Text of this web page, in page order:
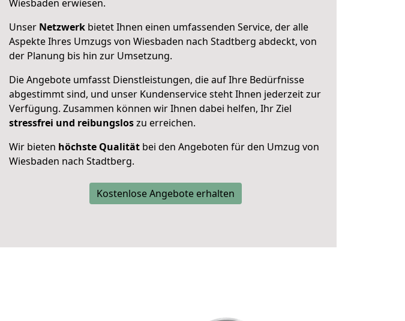
Wiesbaden erwiesen.
Unser Netzwerk bietet Ihnen einen umfassenden Service, der alle
Aspekte Ihres Umzugs von Wiesbaden nach Stadtberg abdeckt, von
der Planung bis hin zur Umsetzung.
Die Angebote umfasst Dienstleistungen, die auf Ihre Bedürfnisse
abgestimmt sind, und unser Kundenservice steht Ihnen jederzeit zur
Verfügung. Zusammen können wir Ihnen dabei helfen, Ihr Ziel
stressfrei und reibungsloszu erreichen.
Wir bieten höchste Qualität bei den Angeboten für den Umzug von
Wiesbaden nach Stadtberg.
Kostenlose Angebote erhalten